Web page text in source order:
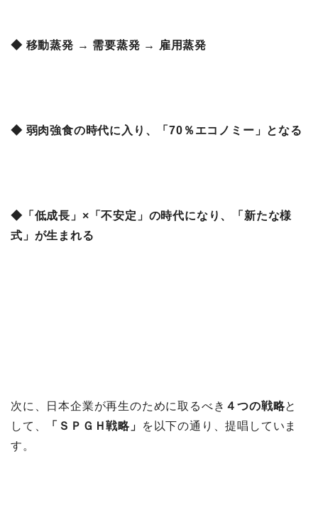
◆ 移動蒸発 → 需要蒸発 → 雇用蒸発
◆ 弱肉強食の時代に入り、「70％エコノミー」となる
◆「低成長」×「不安定」の時代になり、「新たな様
式」が生まれる
次に、日本企業が再生のために取るべき ４つの戦略と
して、
「ＳＰＧＨ戦略」
を以下の通り、提唱していま
す。